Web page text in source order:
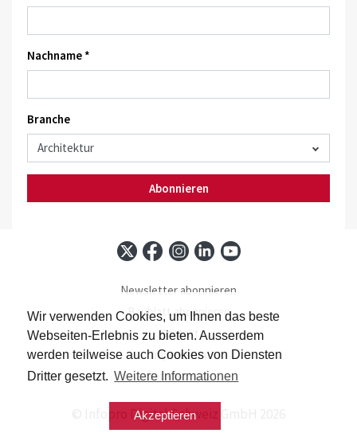
Wir verwenden Cookies, um Ihnen das beste
Webseiten-Erlebnis zu bieten. Ausserdem
werden teilweise auch Cookies von Diensten
Dritter gesetzt. Weitere Informationen
Akzeptieren
Nachname *
Branche
Abonnieren
Newsletter abonnieren
Baublatt abonnieren
Kontakt
Impressum
Datenschutz
© Infopro Digital Schweiz GmbH 2026